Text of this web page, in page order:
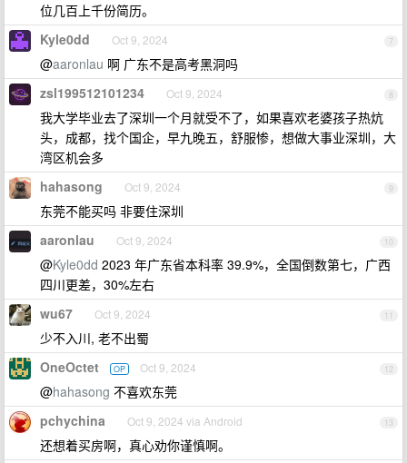
位几百上千份简历。
7
Kyle0dd Oct 9, 2024
@aaronlau 啊 广东不是高考黑洞吗
8
zsl199512101234 Oct 9, 2024
我大学毕业去了深圳一个月就受不了，如果喜欢老婆孩子热炕
头，成都，找个国企，早九晚五，舒服惨，想做大事业深圳，大
湾区机会多
9
hahasong Oct 9, 2024
东莞不能买吗 非要住深圳
10
aaronlau Oct 9, 2024
@Kyle0dd 2023 年广东省本科率 39.9%，全国倒数第七，广西
四川更差，30%左右
11
wu67 Oct 9, 2024
少不入川, 老不出蜀
12
OneOctet OP Oct 9, 2024
@hahasong 不喜欢东莞
13
pchychina Oct 9, 2024 via Android
还想着买房啊，真心劝你谨慎啊。